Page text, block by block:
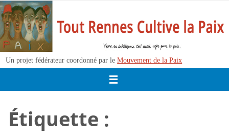
Passer
vers
le
contenu
Un projet fédérateur coordonné par leMouvement de la Paix
Étiquette :